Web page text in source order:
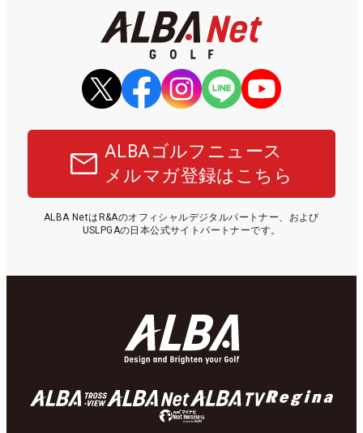
ALBAゴルフニュース
メルマガ登録はこちら
ALBA NetはR&Aのオフィシャルデジタルパートナー、および
USLPGAの日本公式サイトパートナーです。